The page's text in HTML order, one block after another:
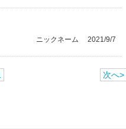
2021/9/7
ニックネーム
次へ>